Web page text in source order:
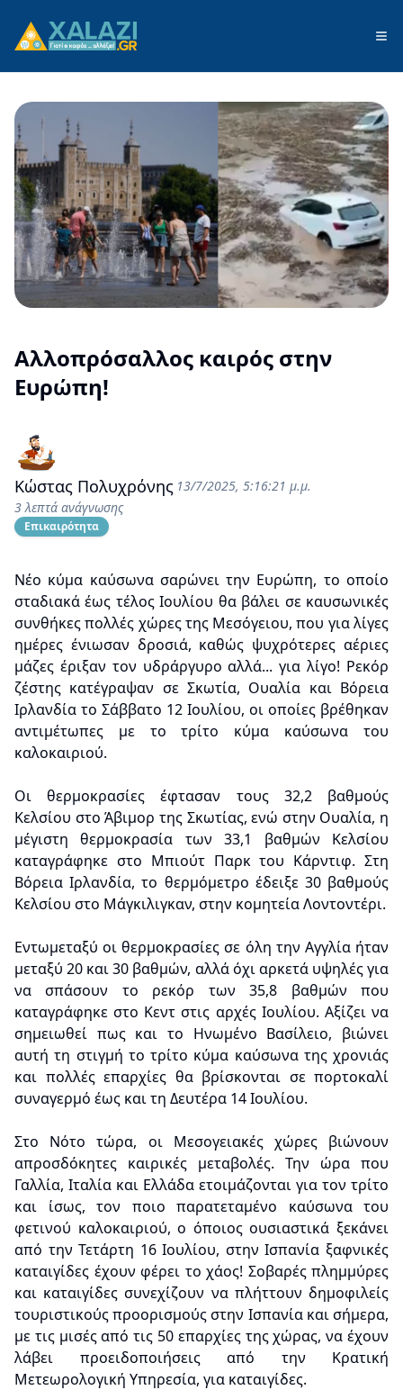
Αλλοπρόσαλλος καιρός στην
Ευρώπη!
Κώστας Πολυχρόνης 13/7/2025, 5:16:21 μ.μ.
3 λεπτά ανάγνωσης
Επικαιρότητα
Νέο κύμα καύσωνα σαρώνει την Ευρώπη, το οποίο
σταδιακά έως τέλος Ιουλίου θα βάλει σε καυσωνικές
συνθήκες πολλές χώρες της Μεσόγειου, που για λίγες
ημέρες ένιωσαν δροσιά, καθώς ψυχρότερες αέριες
μάζες έριξαν τον υδράργυρο αλλά... για λίγο! Ρεκόρ
ζέστης κατέγραψαν σε Σκωτία, Ουαλία και Βόρεια
Ιρλανδία το Σάββατο 12 Ιουλίου, οι οποίες βρέθηκαν
αντιμέτωπες με το τρίτο κύμα καύσωνα του
καλοκαιριού.
Οι θερμοκρασίες έφτασαν τους 32,2 βαθμούς
Κελσίου στο Άβιμορ της Σκωτίας, ενώ στην Ουαλία, η
μέγιστη θερμοκρασία των 33,1 βαθμών Κελσίου
καταγράφηκε στο Μπιούτ Παρκ του Κάρντιφ. Στη
Βόρεια Ιρλανδία, το θερμόμετρο έδειξε 30 βαθμούς
Κελσίου στο Μάγκιλιγκαν, στην κομητεία Λοντοντέρι.
Εντωμεταξύ οι θερμοκρασίες σε όλη την Αγγλία ήταν
μεταξύ 20 και 30 βαθμών, αλλά όχι αρκετά υψηλές για
να σπάσουν το ρεκόρ των 35,8 βαθμών που
καταγράφηκε στο Κεντ στις αρχές Ιουλίου. Αξίζει να
σημειωθεί πως και το Ηνωμένο Βασίλειο, βιώνει
αυτή τη στιγμή το τρίτο κύμα καύσωνα της χρονιάς
και πολλές επαρχίες θα βρίσκονται σε πορτοκαλί
συναγερμό έως και τη Δευτέρα 14 Ιουλίου.
Στο Νότο τώρα, οι Μεσογειακές χώρες βιώνουν
απροσδόκητες καιρικές μεταβολές. Την ώρα που
Γαλλία, Ιταλία και Ελλάδα ετοιμάζονται για τον τρίτο
και ίσως, τον ποιο παρατεταμένο καύσωνα του
φετινού καλοκαιριού, ο όποιος ουσιαστικά ξεκάνει
από την Τετάρτη 16 Ιουλίου, στην Ισπανία ξαφνικές
καταιγίδες έχουν φέρει το χάος! Σοβαρές πλημμύρες
και καταιγίδες συνεχίζουν να πλήττουν δημοφιλείς
τουριστικούς προορισμούς στην Ισπανία και σήμερα,
με τις μισές από τις 50 επαρχίες της χώρας, να έχουν
λάβει προειδοποιήσεις από την Κρατική
Μετεωρολογική Υπηρεσία, για καταιγίδες.